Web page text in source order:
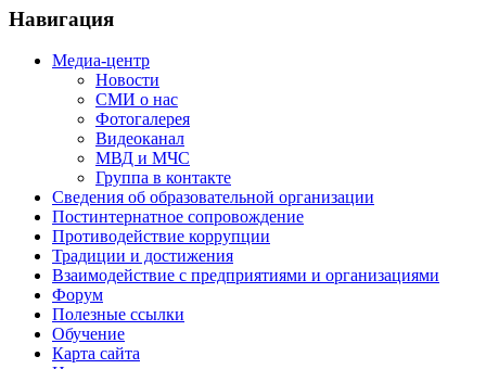
Навигация
Медиа-центр
Новости
СМИ о нас
Фотогалерея
Видеоканал
МВД и МЧС
Группа в контакте
Сведения об образовательной организации
Постинтернатное сопровождение
Противодействие коррупции
Традиции и достижения
Взаимодействие с предприятиями и организациями
Форум
Полезные ссылки
Обучение
Карта сайта